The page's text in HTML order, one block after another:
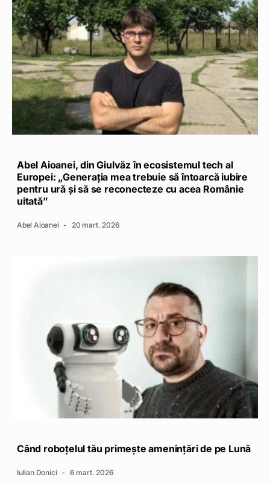
Abel Aioanei, din Giulvăz în ecosistemul tech al
Europei: „Generația mea trebuie să întoarcă iubire
pentru ură și să se reconecteze cu acea Românie
uitată”
Abel Aioanei 20 mart. 2026
Când roboțelul tău primește amenințări de pe Lună
Iulian Donici 6 mart. 2026